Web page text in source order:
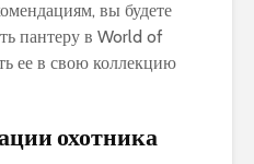
вы будете
пантеру в World of
ее в свою коллекцию
охотника